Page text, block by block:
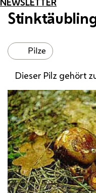
Pilze
Dieser Pilz gehört